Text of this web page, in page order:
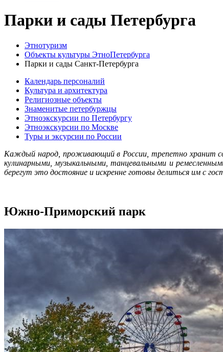
Парки и сады Петербурга
Этнотуризм
Объекты культуры ЭтноПетербурга
Парки и сады Санкт-Петербурга
Календарь персоналий
Культура и архитектура
Религиозные объекты
Знаменитые петербуржцы
Этноэкскурсии по Петербургу
Этноэкскурсии по Москве
Туры и эксурсии по России
Каждый народ, проживающий в России, трепетно хранит
кулинарными, музыкальными, танцевальными и
берегут это достояние и искренне готовы делиться им с
Южно-Приморский парк